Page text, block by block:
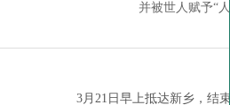
并被世人赋予“
3月21日早上抵达新乡，结